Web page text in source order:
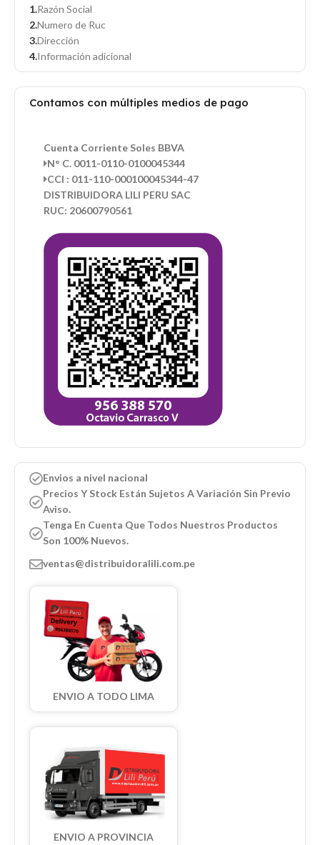
Razón Social
Numero de Ruc
Dirección
Información adicional
Contamos con múltiples medios de pago
Cuenta Corriente Soles BBVA
N° C. 0011-0110-0100045344
CCI : 011-110-000100045344-47
DISTRIBUIDORA LILI PERU SAC
RUC: 20600790561
Envios a nivel nacional
Precios Y Stock Están Sujetos A Variación Sin Previo
Aviso.
Tenga En Cuenta Que Todos Nuestros Productos
Son 100% Nuevos.
ventas@distribuidoralili.com.pe
ENVIO A TODO LIMA
ENVIO A PROVINCIA